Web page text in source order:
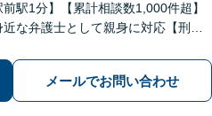
前駅1分】【累計相談数1,000件超】
近な弁護士として親身に対応【刑事
！悩まないで気軽にご相談ください
初回面談無料】【夜間土日対応】
メールでお問い合わせ